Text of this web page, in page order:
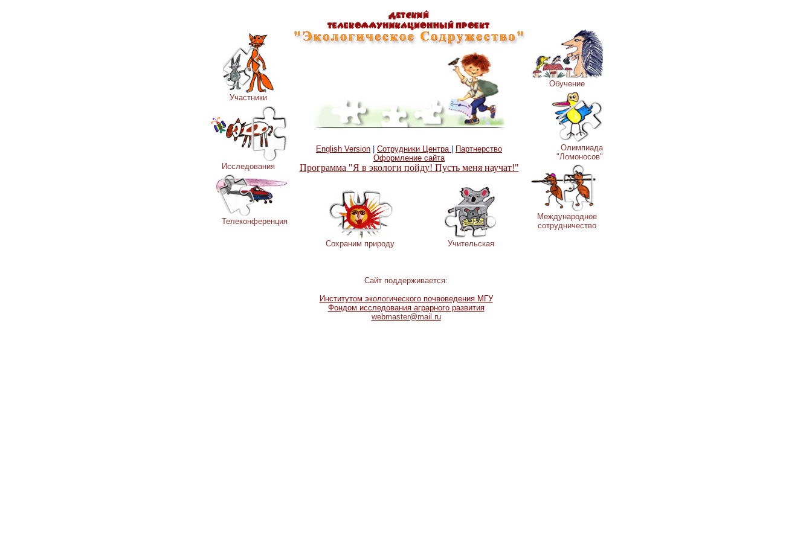
Участники
Исследования
Телеконференция
English Version Сотрудники Центра
Партнерство
Оформление сайта
Программа "Я в экологи пойду! Пусть меня научат!"
Сохраним природу Учительская
Обучение
Олимпиада
"Ломоносов"
Международное
сотрудничество
Сайт поддерживается:
Институтом экологического почвоведения МГУ
Фондом исследования аграрного развития
webmaster@mail.ru